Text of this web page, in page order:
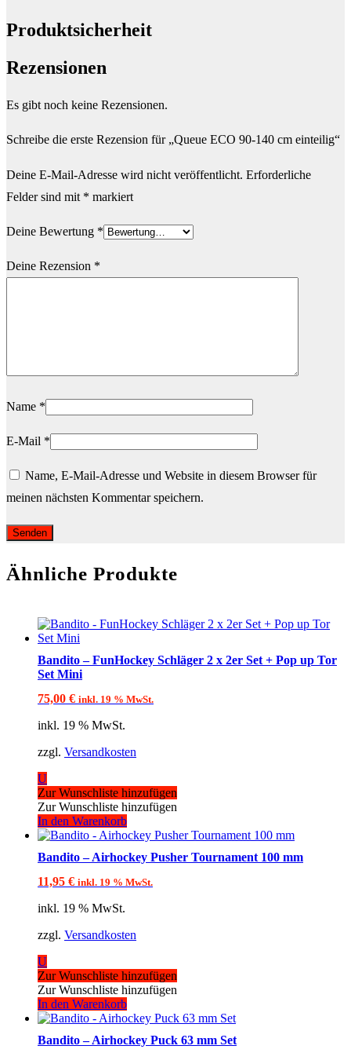
Produktsicherheit
Rezensionen
Es gibt noch keine Rezensionen.
Schreibe die erste Rezension für „Queue ECO 90-140 cm einteilig“
Deine E-Mail-Adresse wird nicht veröffentlicht. Erforderliche
Felder sind mit * markiert
Deine Bewertung *
Deine Rezension *
Name *
E-Mail *
Name, E-Mail-Adresse und Website in diesem Browser für
meinen nächsten Kommentar speichern.
Ähnliche Produkte
Bandito – FunHockey Schläger 2 x 2er Set + Pop up Tor
Set Mini
75,00 € inkl. 19 % MwSt.
inkl. 19 % MwSt.
zzgl. Versandkosten
U
Zur Wunschliste hinzufügen
Zur Wunschliste hinzufügen
In den Warenkorb
Bandito – Airhockey Pusher Tournament 100 mm
11,95 € inkl. 19 % MwSt.
inkl. 19 % MwSt.
zzgl. Versandkosten
U
Zur Wunschliste hinzufügen
Zur Wunschliste hinzufügen
In den Warenkorb
Bandito – Airhockey Puck 63 mm Set